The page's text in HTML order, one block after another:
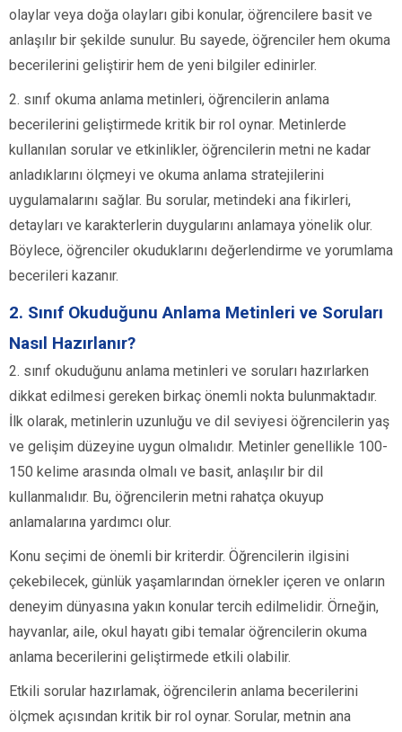
olaylar veya doğa olayları gibi konular, öğrencilere basit ve
anlaşılır bir şekilde sunulur. Bu sayede, öğrenciler hem okuma
becerilerini geliştirir hem de yeni bilgiler edinirler.
2. sınıf okuma anlama metinleri, öğrencilerin anlama
becerilerini geliştirmede kritik bir rol oynar. Metinlerde
kullanılan sorular ve etkinlikler, öğrencilerin metni ne kadar
anladıklarını ölçmeyi ve okuma anlama stratejilerini
uygulamalarını sağlar. Bu sorular, metindeki ana fikirleri,
detayları ve karakterlerin duygularını anlamaya yönelik olur.
Böylece, öğrenciler okuduklarını değerlendirme ve yorumlama
becerileri kazanır.
2. Sınıf Okuduğunu Anlama Metinleri ve Soruları
Nasıl Hazırlanır?
2. sınıf okuduğunu anlama metinleri ve soruları hazırlarken
dikkat edilmesi gereken birkaç önemli nokta bulunmaktadır.
İlk olarak, metinlerin uzunluğu ve dil seviyesi öğrencilerin yaş
ve gelişim düzeyine uygun olmalıdır. Metinler genellikle 100-
150 kelime arasında olmalı ve basit, anlaşılır bir dil
kullanmalıdır. Bu, öğrencilerin metni rahatça okuyup
anlamalarına yardımcı olur.
Konu seçimi de önemli bir kriterdir. Öğrencilerin ilgisini
çekebilecek, günlük yaşamlarından örnekler içeren ve onların
deneyim dünyasına yakın konular tercih edilmelidir. Örneğin,
hayvanlar, aile, okul hayatı gibi temalar öğrencilerin okuma
anlama becerilerini geliştirmede etkili olabilir.
Etkili sorular hazırlamak, öğrencilerin anlama becerilerini
ölçmek açısından kritik bir rol oynar. Sorular, metnin ana